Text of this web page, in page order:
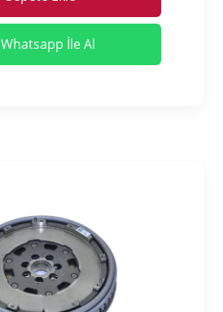
Whatsapp İle Al